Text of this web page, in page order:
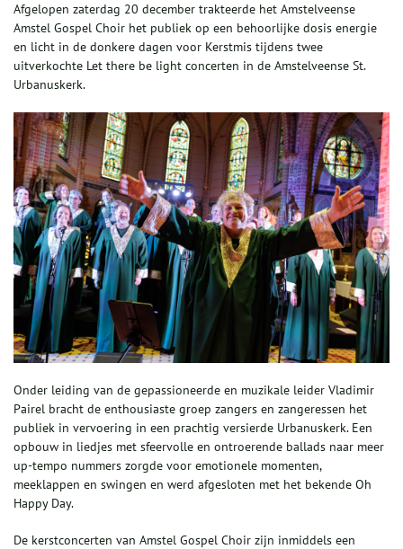
Afgelopen zaterdag 20 december trakteerde het Amstelveense
Amstel Gospel Choir het publiek op een behoorlijke dosis energie
en licht in de donkere dagen voor Kerstmis tijdens twee
uitverkochte Let there be light concerten in de Amstelveense St.
Urbanuskerk.
Onder leiding van de gepassioneerde en muzikale leider Vladimir
Pairel bracht de enthousiaste groep zangers en zangeressen het
publiek in vervoering in een prachtig versierde Urbanuskerk. Een
opbouw in liedjes met sfeervolle en ontroerende ballads naar meer
up-tempo nummers zorgde voor emotionele momenten,
meeklappen en swingen en werd afgesloten met het bekende Oh
Happy Day.
De kerstconcerten van Amstel Gospel Choir zijn inmiddels een